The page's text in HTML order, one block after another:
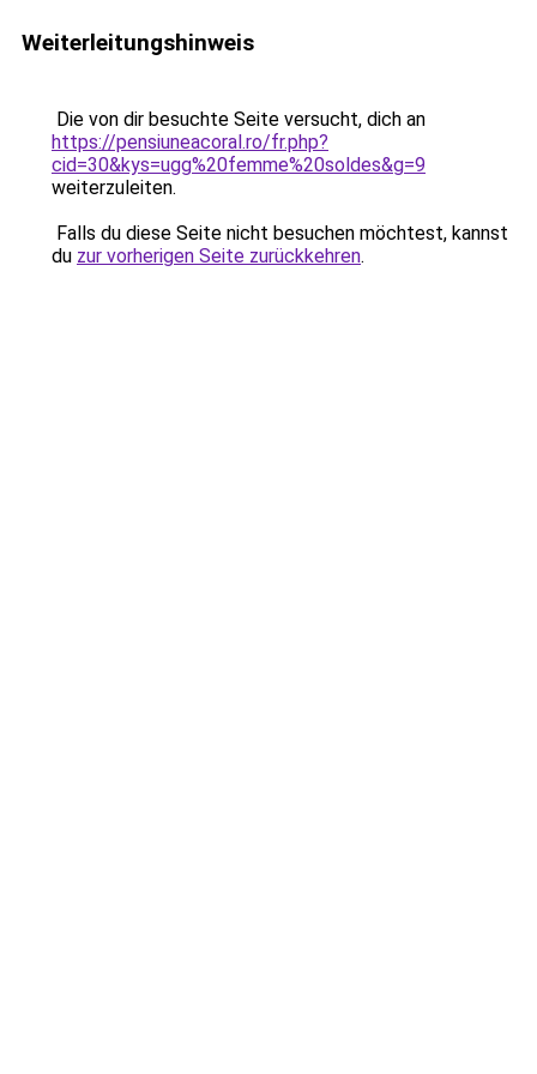
Weiterleitungshinweis
Die von dir besuchte Seite versucht, dich an
https://pensiuneacoral.ro/fr.php?
cid=30&kys=ugg%20femme%20soldes&g=9
weiterzuleiten.
Falls du diese Seite nicht besuchen möchtest, kannst
du zur vorherigen Seite zurückkehren.